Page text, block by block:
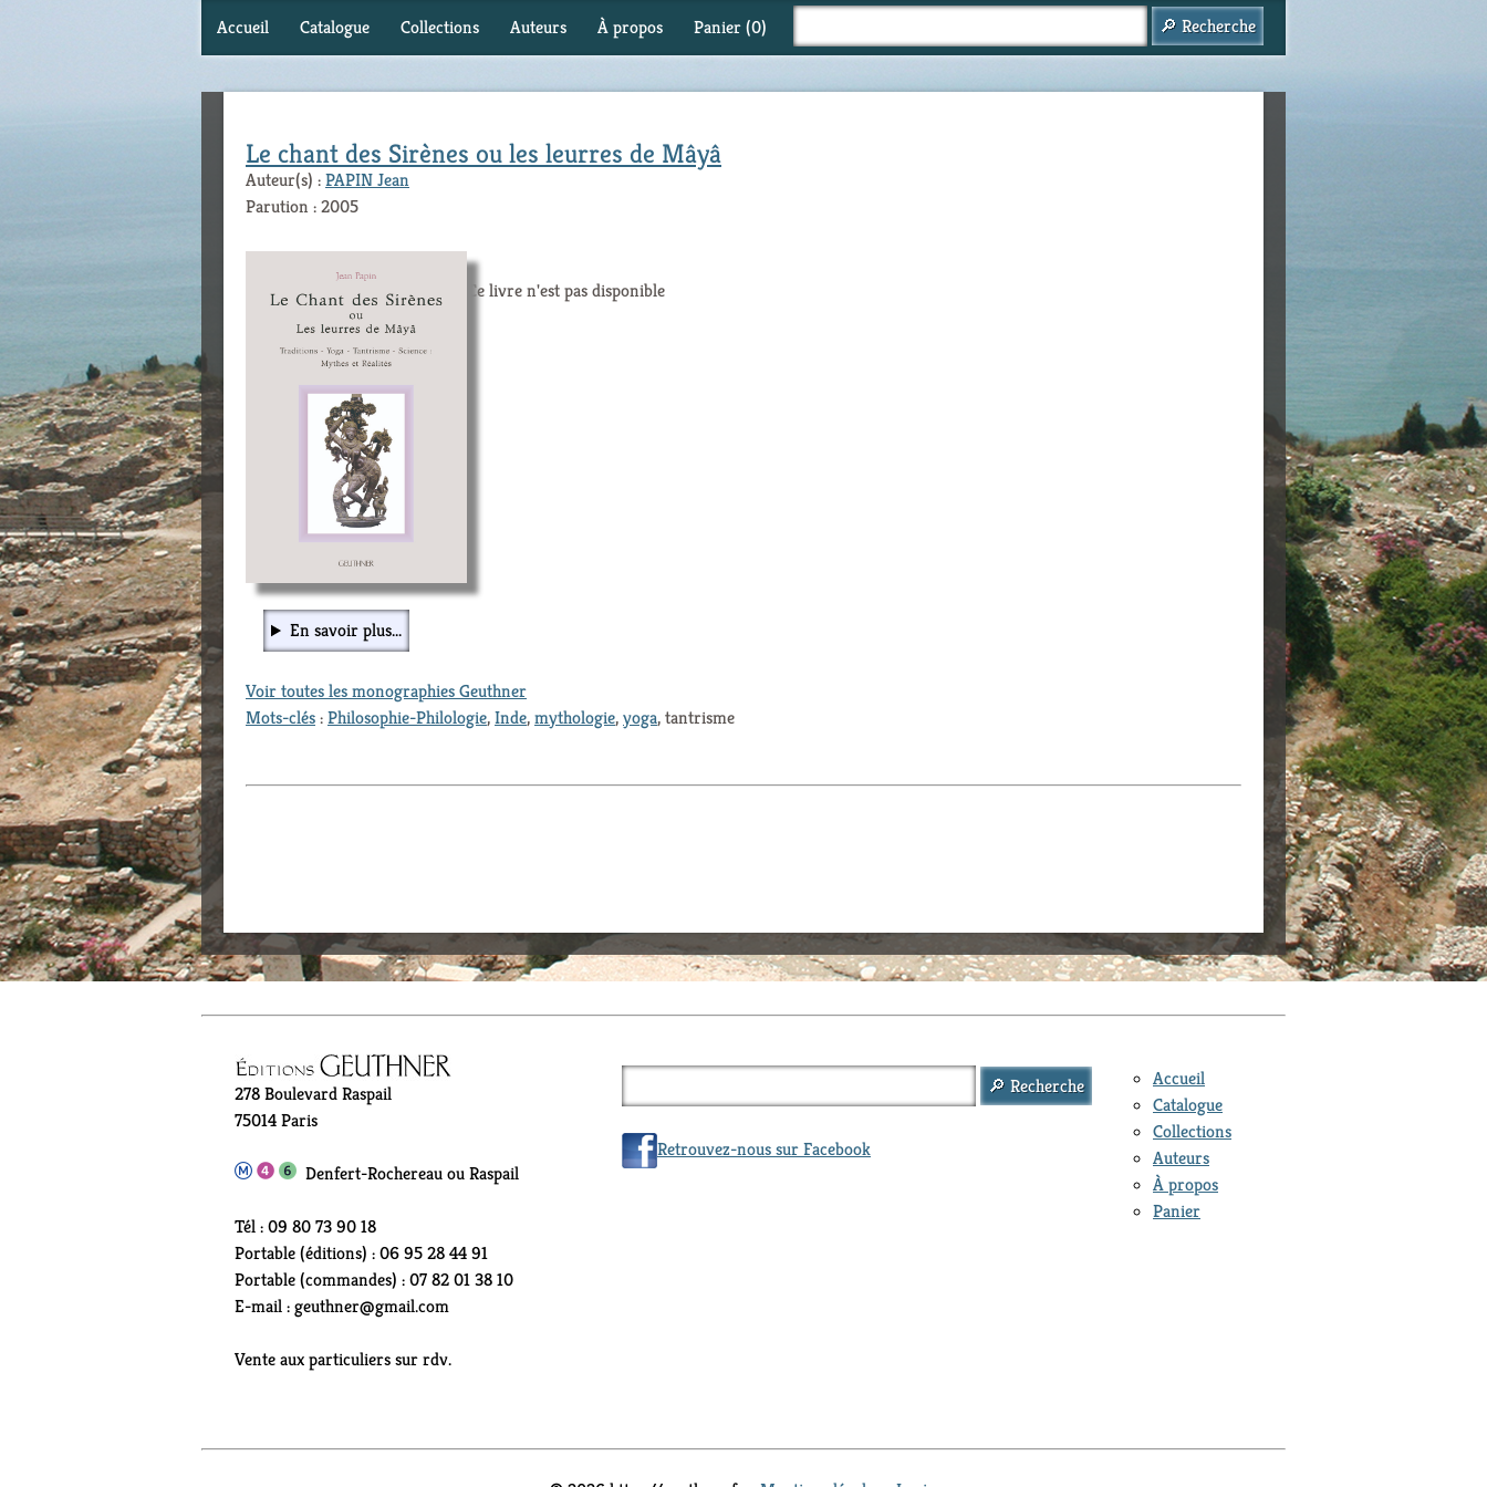
Accueil Catalogue Collections Auteurs À propos Panier (0)
Le chant des Sirènes ou les leurres de Mâyâ
Auteur(s) :PAPIN Jean
Parution : 2005
Ce livre n'est pas disponible
En savoir plus...
Voir toutes les monographies Geuthner
Mots-clés:Philosophie-Philologie,Inde,mythologie,yoga, tantrisme
278 Boulevard Raspail
75014 Paris
Denfert-Rochereau ou Raspail
Tél : 09 80 73 90 18
Portable (éditions) : 06 95 28 44 91
Portable (commandes) : 07 82 01 38 10
E-mail : geuthner@gmail.com
Vente aux particuliers sur rdv.
Accueil
Catalogue
Collections
Auteurs
À propos
Panier
Retrouvez-nous sur Facebook